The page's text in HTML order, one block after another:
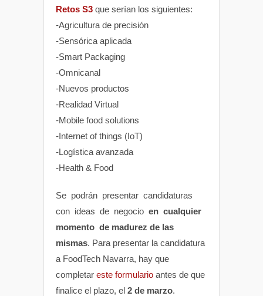
Retos S3 que serían los siguientes:
-Agricultura de precisión
-Sensórica aplicada
-Smart Packaging
-Omnicanal
-Nuevos productos
-Realidad Virtual
-Mobile food solutions
-Internet of things (IoT)
-Logística avanzada
-Health & Food
Se podrán presentar candidaturas
con ideas de negocio en cualquier
momento de madurez de las
mismas. Para presentar la candidatura
a FoodTech Navarra, hay que
completar este formulario antes de que
finalice el plazo, el 2 de marzo.